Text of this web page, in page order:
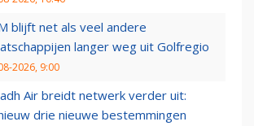
blijft net als veel andere
langer weg uit Golfregio
2026, 9:00
Air breidt netwerk verder uit:
drie nieuwe bestemmingen